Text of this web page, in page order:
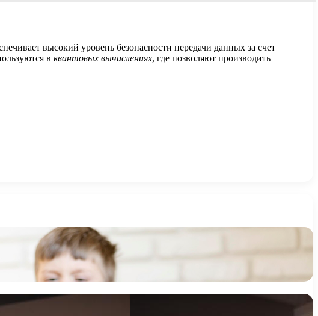
высокий уровень безопасности передачи данных за счет
в квантовых вычислениях, где позволяют производить